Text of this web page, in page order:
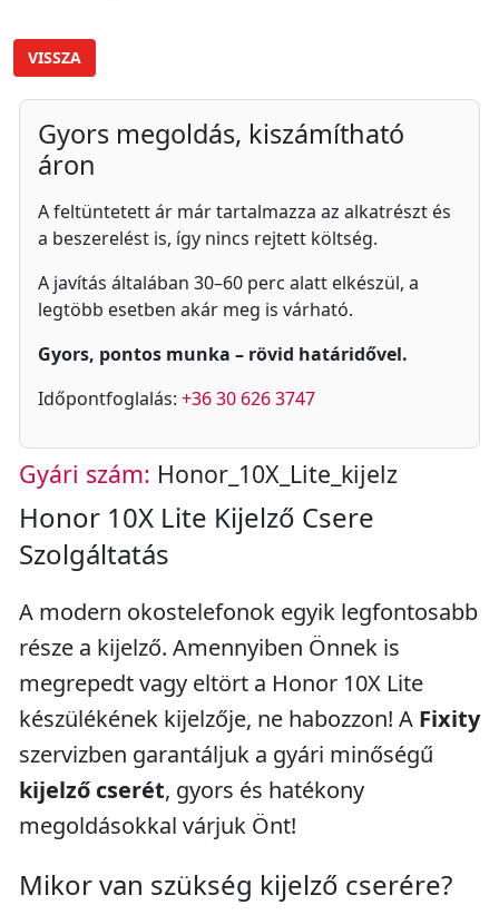
VISSZA
Gyors megoldás, kiszámítható
áron
A feltüntetett ár már tartalmazza az alkatrészt és
a beszerelést is, így nincs rejtett költség.
A javítás általában 30–60 perc alatt elkészül, a
legtöbb esetben akár meg is várható.
Gyors, pontos munka – rövid határidővel.
Időpontfoglalás: +36 30 626 3747
Gyári szám: Honor_10X_Lite_kijelz
Honor 10X Lite Kijelző Csere
Szolgáltatás
A modern okostelefonok egyik legfontosabb
része a kijelző. Amennyiben Önnek is
megrepedt vagy eltört a Honor 10X Lite
készülékének kijelzője, ne habozzon! A Fixity
szervizben garantáljuk a gyári minőségű
kijelző cserét, gyors és hatékony
megoldásokkal várjuk Önt!
Mikor van szükség kijelző cserére?